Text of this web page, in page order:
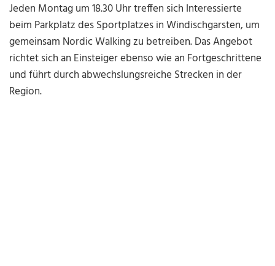
Jeden Montag um 18.30 Uhr treffen sich Interessierte
beim Parkplatz des Sportplatzes in Windischgarsten, um
gemeinsam Nordic Walking zu betreiben. Das Angebot
richtet sich an Einsteiger ebenso wie an Fortgeschrittene
und führt durch abwechslungsreiche Strecken in der
Region.